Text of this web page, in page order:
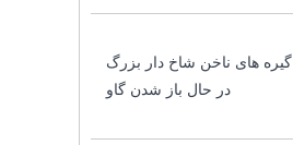
گیره های ناخن شاخ دار بزرگ
در حال باز شدن گاو